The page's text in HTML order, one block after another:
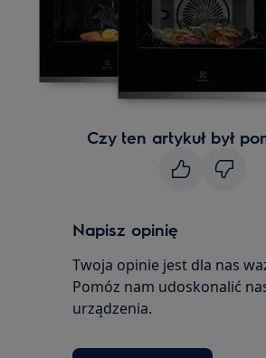
Czy ten artykuł był
Napisz opinię
Twoja opinie jest dla nas
Pomóz nam udoskonalić
urządzenia.